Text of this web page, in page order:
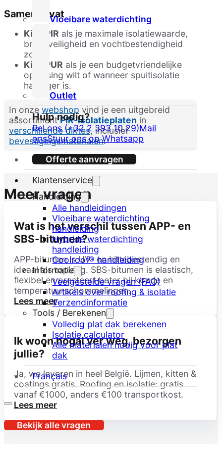
Vloeibare waterdichting
Outlet
Hulp nodig?
Bel ons (+32 2 393 10 29)Mail
onsStuur ons op Whatsapp
Offerte aanvragen
Klantenservice
Handleiding
Alle handleidingen
Vloeibare waterdichting
handleiding
Hybride waterdichting
handleiding
Coolroof® handleiding
Informatie
Veelgestelde vragen (FAQ)
Artikels over roofing & isolatie
Verzendinformatie
Tools / Berekenen
Volledig plat dak berekenen
Isolatie calculator
Alle materialen nodig voor plat
dak
Français
Samengevat
Kies PIR als je maximale isolatiewaarde,
brandveiligheid en vochtbestendigheid
zoekt.
Kies PUR als je een budgetvriendelijke
oplossing wilt of wanneer spuitisolatie
handiger is.
In onze webshop vind je een uitgebreid
assortimentPIR-isolatieplaten in
verschillende diktes, inclusief
bevestigingsmaterialen.
Meer vragen
Wat is het verschil tussen APP- en
SBS-bitumen?
APP-bitumen is UV- en hittebestendig en
ideaal als toplaag. SBS-bitumen is elastisch,
flexibel en presteert beter bij koude en
temperatuurschommelingen.
Lees meer
Ik woon nogal ver weg, bezorgen
jullie?
Ja, we leveren in heel België. Lijmen, kitten &
coatings gratis. Roofing en isolatie: gratis
vanaf €1000, anders €100 transportkost.
Lees meer
Bekijk alle vragen